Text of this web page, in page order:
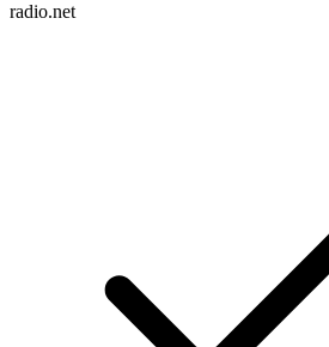
radio.net